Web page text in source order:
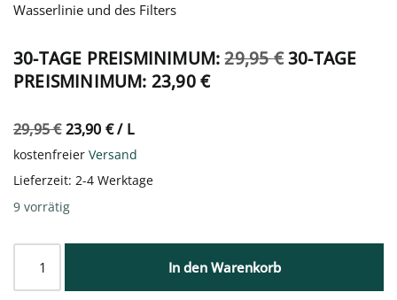
Wasserlinie und des Filters
30-TAGE PREISMINIMUM: 29,95€ 30-TAGE
PREISMINIMUM: 23,90€
29,95€ 23,90 €/ L
kostenfreier Versand
Lieferzeit: 2-4 Werktage
9 vorrätig
In den Warenkorb